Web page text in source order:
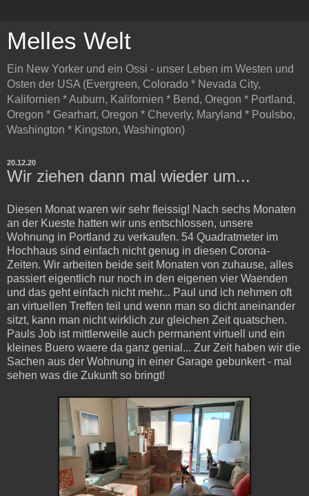
Melles Welt
Ein New Yorker und ein Ossi - unser Leben im Westen und
Osten der USA (Evergreen, Colorado * Nevada City,
Kalifornien * Auburn, Kalifornien * Bend, Oregon * Portland,
Oregon * Gearhart, Oregon * Cheverly, Maryland * Poulsbo,
Washington * Kingston, Washington)
20.12.20
Wir ziehen dann mal wieder um...
Diesen Monat waren wir sehr fleissig! Nach sechs Monaten
an der Kueste hatten wir uns entschlossen, unsere
Wohnung in Portland zu verkaufen. 54 Quadratmeter im
Hochhaus sind einfach nicht genug in diesen Corona-
Zeiten. Wir arbeiten beide seit Monaten von zuhause, alles
passiert eigentlich nur noch in den eigenen vier Waenden
und das geht einfach nicht mehr... Paul und ich nehmen oft
an virtuellen Treffen teil und wenn man so dicht aneinander
sitzt, kann man nicht wirklich zur gleichen Zeit quatschen.
Pauls Job ist mittlerweile auch permanent virtuell und ein
kleines Buero waere da ganz genial... Zur Zeit haben wir die
Sachen aus der Wohnung in einer Garage gebunkert - mal
sehen was die Zukunft so bringt!